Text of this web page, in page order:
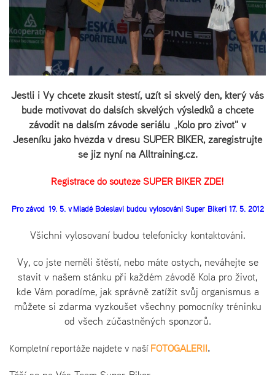
Jestli i Vy chcete zkusit štěstí, užít si skvělý den, který vás
bude motivovat do dalších skvělých výsledků a chcete
závodit na dalším závodě seriálu „Kolo pro život" v
Jeseníku jako hvězda v dresu SUPER BIKER, zaregistrujte
se již nyní na Alltraining.cz.
Registrace do soutěže SUPER BIKER ZDE!
Pro závod 19. 5. v Mladé Boleslavi budou vylosováni Super Bikeři 17. 5. 2012
Všichni vylosovaní budou telefonicky kontaktováni.
Vy, co jste neměli štěstí, nebo máte ostych, neváhejte se
stavit v našem stánku při každém závodě Kola pro život,
kde Vám poradíme, jak správně zatížit svůj organismus a
můžete si zdarma vyzkoušet všechny pomocníky tréninku
od všech zúčastněných sponzorů.
Kompletní reportáže najdete v našíFOTOGALERII.